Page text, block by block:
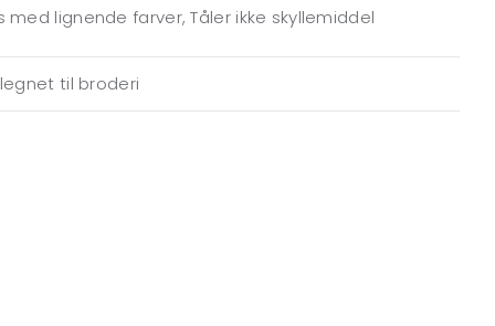
med lignende farver, Tåler ikke skyllemiddel
til broderi